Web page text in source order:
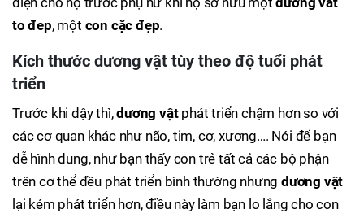
to đep, một con cặc đẹp.
Kích thước dương vật tùy theo độ tuổi phát
triển
Trước khi dậy thì,dương vậtphát triển chậm hơn so với
các cơ quan khác như não, tim, cơ, xương…. Nói để bạn
dễ hình dung, như bạn thấy con trẻ tất cả các bộ phận
trên cơ thể đều phát triển bình thường nhưng dương vật
lại kém phát triển hơn, điều này làm bạn lo lắng cho con